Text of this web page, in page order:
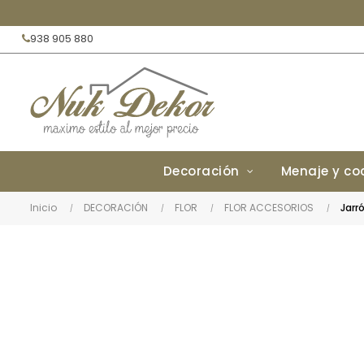
938 905 880
Decoración Menaje y
Inicio DECORACIÓN FLOR FLOR ACCESORIOS